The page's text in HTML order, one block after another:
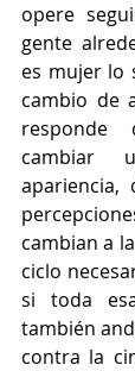
opere
gente
es mujer lo
cambio de
cambiar
apariencia,
cambian a
ciclo
si toda
también
contra la